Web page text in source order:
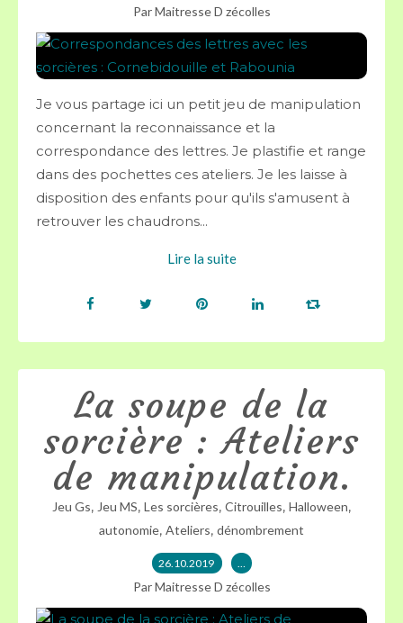
Par Maitresse D zécolles
Je vous partage ici un petit jeu de manipulation
concernant la reconnaissance et la
correspondance des lettres. Je plastifie et range
dans des pochettes ces ateliers. Je les laisse à
disposition des enfants pour qu'ils s'amusent à
retrouver les chaudrons...
Lire la suite
La soupe de la
sorcière : Ateliers
de manipulation.
Jeu Gs, Jeu MS, Les sorcières, Citrouilles, Halloween,
autonomie, Ateliers, dénombrement
26.10.2019 …
Par Maitresse D zécolles